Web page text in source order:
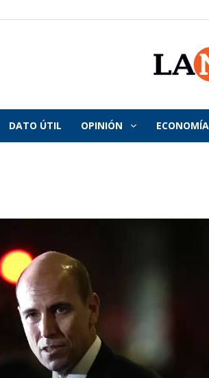
DATO ÚTIL OPINIÓN ECONOMÍA